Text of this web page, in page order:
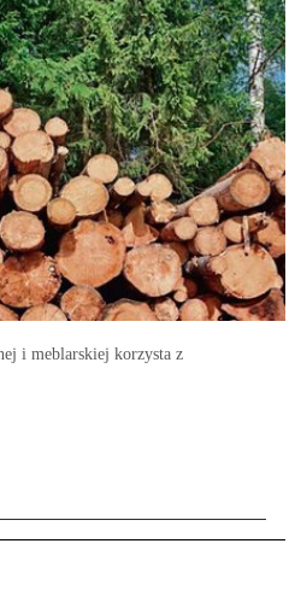
i meblarskiej korzysta z